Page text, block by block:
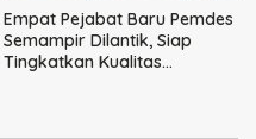
Empat Pejabat Baru Pemdes
Semampir Dilantik, Siap
Tingkatkan Kualitas